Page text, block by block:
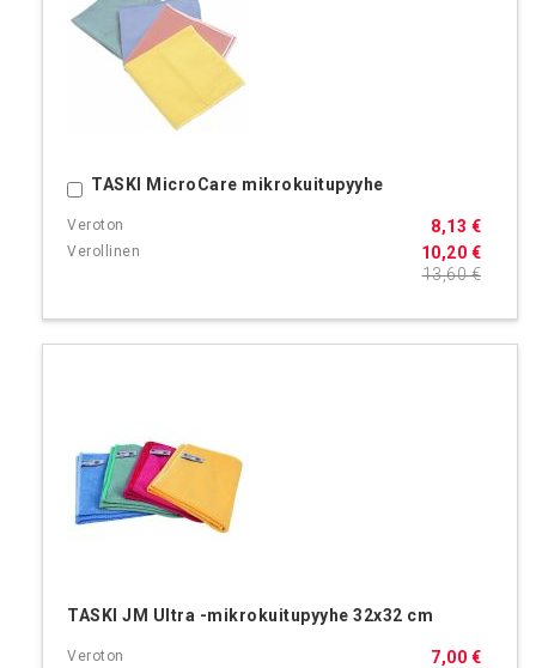
TASKI MicroCare mikrokuitupyyhe
10,20 €
8,13 €
13,60 €
Ostoskoriin
TASKI JM Ultra -mikrokuitupyyhe 32x32 cm
7,00 €